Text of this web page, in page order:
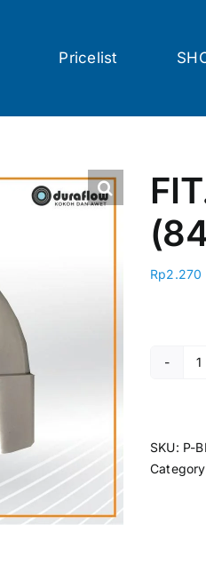
Pricelist
Rp2.270
SKU: P-